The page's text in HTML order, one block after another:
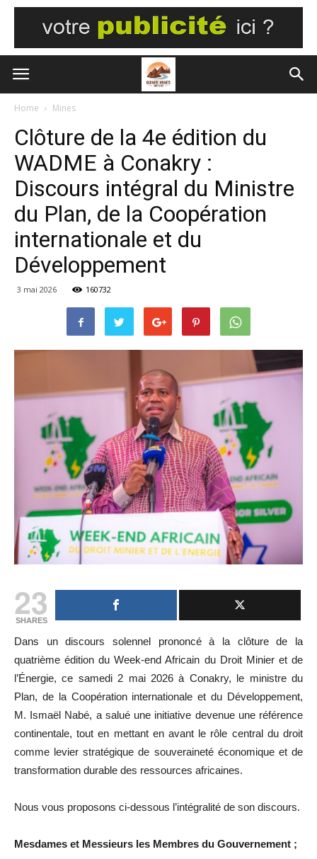
Home Mines
Clôture de la 4e édition du
WADME à Conakry :
Discours intégral du Ministre
du Plan, de la Coopération
internationale et du
Développement
3 mai 2026 160732
23
SHARES
Dans un discours solennel prononcé à la clôture de la
quatrième édition du Week-end Africain du Droit Minier et de
l’Énergie, ce samedi 2 mai 2026 à Conakry, le ministre du
Plan, de la Coopération internationale et du Développement,
M. Ismaël Nabé, a salué une initiative devenue une référence
continentale, tout en mettant en avant le rôle central du droit
comme levier stratégique de souveraineté économique et de
transformation durable des ressources africaines.
Nous vous proposons ci-dessous l’intégralité de son discours.
Mesdames et Messieurs les Membres du Gouvernement ;